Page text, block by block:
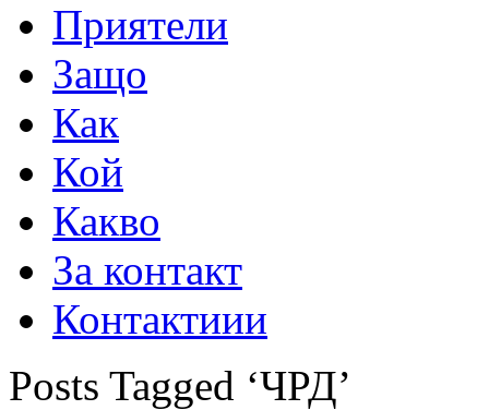
Приятели
Защо
Как
Кой
Какво
За контакт
Контактиии
Posts Tagged ‘ЧРД’